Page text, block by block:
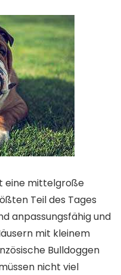
eine mittelgroße
Teil des Tages
anpassungsfähig und
mit kleinem
Bulldoggen
nicht viel